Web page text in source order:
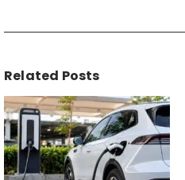
Related Posts